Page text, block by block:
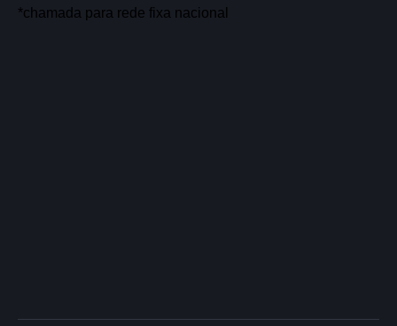
*chamada para rede fixa nacional